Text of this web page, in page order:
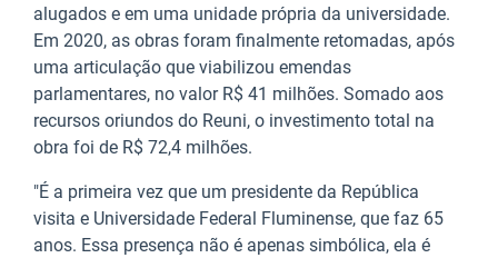
alugados e em uma unidade própria da universidade.
Em 2020, as obras foram finalmente retomadas, após
uma articulação que viabilizou emendas
parlamentares, no valor R$ 41 milhões. Somado aos
recursos oriundos do Reuni, o investimento total na
obra foi de R$ 72,4 milhões.
"É a primeira vez que um presidente da República
visita e Universidade Federal Fluminense, que faz 65
anos. Essa presença não é apenas simbólica, ela é